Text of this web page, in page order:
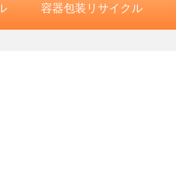
容器包装リサイクル